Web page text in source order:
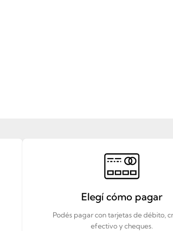
Elegí cómo pagar
Podés pagar con tarjetas de débito,
efectivo y cheques.